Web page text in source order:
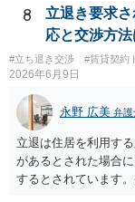
漏水は居住を困難に
ては瑕疵と判断され
契約が継続中であり
この点は契約不適合
はありますか？ 当事
が相当か）が重要で
て、直ちに有利な事
業者から、給湯管や
りませんでした。こ
使える可能性はあり
認識していたにもか
8
立退き要求
応と交渉方法
#立ち退き交渉 #賃貸契約
2026年6月9日
永野 広美 弁護
立退は住居を利用す
があるとされた場合
するとされています